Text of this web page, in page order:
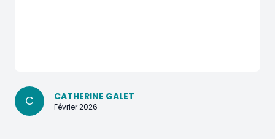
C CATHERINE GALET
Février 2026